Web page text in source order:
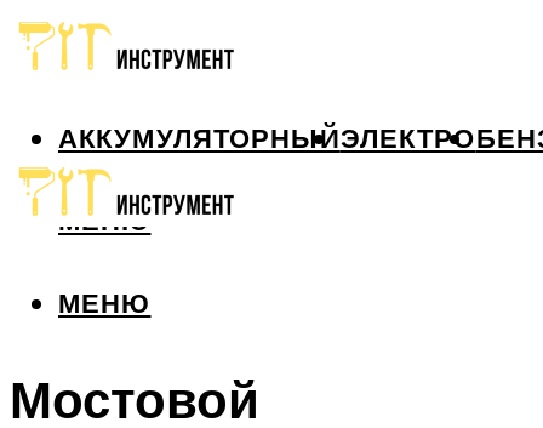
АККУМУЛЯТОРНЫЙЭЛЕКТРО
МЕНЮ
МЕНЮ
Мостовой